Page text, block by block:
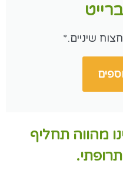
שיניים.*
מהווה תחליף